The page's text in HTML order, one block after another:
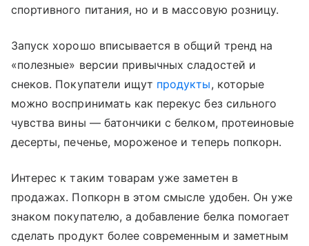
спортивного питания, но и в массовую розницу.
Запуск хорошо вписывается в общий тренд на
«полезные» версии привычных сладостей и
снеков. Покупатели ищут продукты, которые
можно воспринимать как перекус без сильного
чувства вины — батончики с белком, протеиновые
десерты, печенье, мороженое и теперь попкорн.
Интерес к таким товарам уже заметен в
продажах. Попкорн в этом смысле удобен. Он уже
знаком покупателю, а добавление белка помогает
сделать продукт более современным и заметным